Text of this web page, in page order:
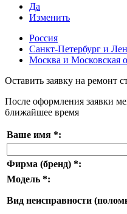
Да
Изменить
Россия
Санкт-Петербург и
Москва и Московская
Оставить заявку на ремонт
После оформления заявки
ближайшее время
Ваше имя *:
Фирма (бренд) *:
Модель *:
Вид неисправности